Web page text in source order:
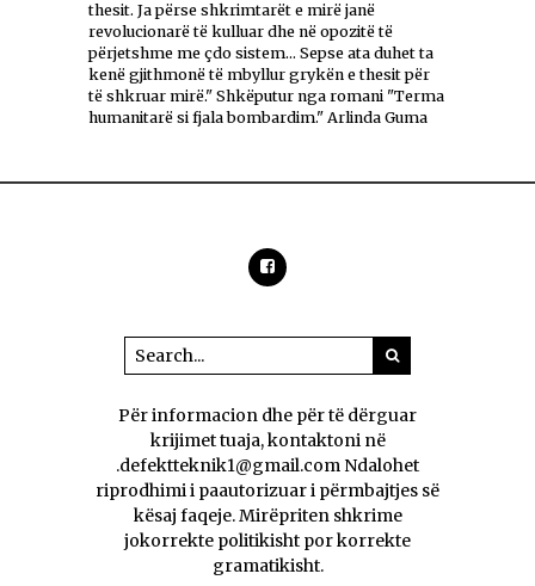
thesit. Ja përse shkrimtarët e mirë janë
revolucionarë të kulluar dhe në opozitë të
përjetshme me çdo sistem... Sepse ata duhet ta
kenë gjithmonë të mbyllur grykën e thesit për
të shkruar mirë." Shkëputur nga romani "Terma
humanitarë si fjala bombardim." Arlinda Guma
Për informacion dhe për të dërguar
krijimet tuaja, kontaktoni në
.defektteknik1@gmail.com Ndalohet
riprodhimi i paautorizuar i përmbajtjes së
kësaj faqeje. Mirëpriten shkrime
jokorrekte politikisht por korrekte
gramatikisht.